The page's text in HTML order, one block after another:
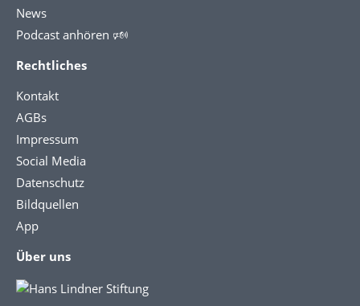
News
Podcast anhören 🕬
Rechtliches
Kontakt
AGBs
Impressum
Social Media
Datenschutz
Bildquellen
App
Über uns